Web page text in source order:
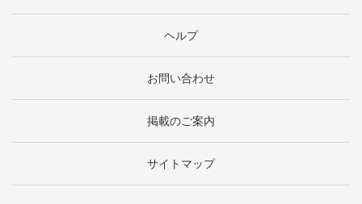
ヘルプ
お問い合わせ
掲載のご案内
サイトマップ